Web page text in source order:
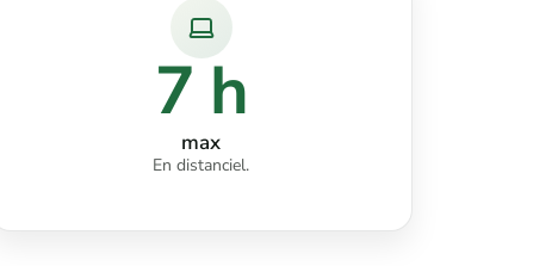
7 h
max
En distanciel.